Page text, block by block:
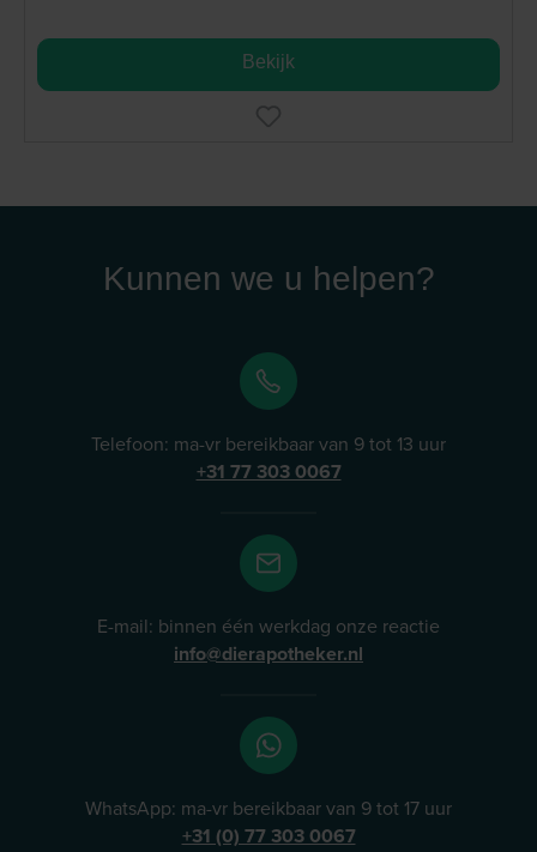
Bekijk
Kunnen we u helpen?
Telefoon: ma-vr bereikbaar van 9 tot 13 uur
+31 77 303 0067
E-mail: binnen één werkdag onze reactie
info@dierapotheker.nl
WhatsApp: ma-vr bereikbaar van 9 tot 17 uur
+31 (0) 77 303 0067